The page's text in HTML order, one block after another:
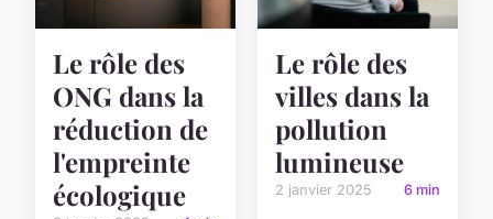
Le rôle des
ONG dans la
réduction de
l'empreinte
écologique
Le rôle des
villes dans la
pollution
lumineuse
2 janvier 2025 6 min